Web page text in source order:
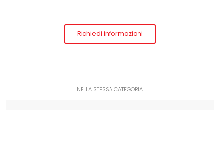
Richiedi informazioni
NELLA STESSA CATEGORIA